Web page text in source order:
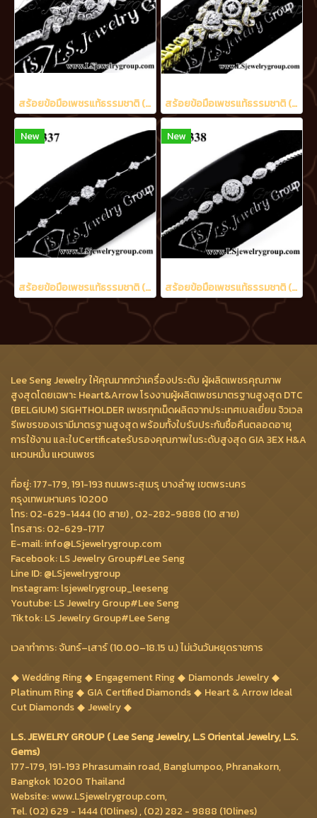
สร้อยข้อมือเพชรแท้ธรรมชาติ (Natural Diamonds) 2.05 Ct. สร้อยข้อมือเพชรแท้ธรรมชาติ (Natural Diamonds) 3.20 Ct.
New
สร้อยข้อมือเพชรแท้ธรรมชาติ (Natural Diamonds) 1.15 Ct.
New
สร้อยข้อมือเพชรแท้ธรรมชาติ (Natural Diamonds) 1.60 Ct.
Lee Seng Jewelry ให้คุณมากกว่าเครื่องประดับ ผู้ผลิตเพชรคุณภาพ
สูงสุดโดยเฉพาะ Heart&Arrow โรงงานผู้ผลิตเพชรมาตรฐานสูงสุด DTC
(BELGIUM) SIGHTHOLDER เพชรทุกเม็ดผลิตจากประเทศเบลเยี่ยม จิวเวล
รีเพชรของเรามีมาตรฐานสูงสุด พร้อมทั้งใบรับประกันซื้อคืนตลอดอายุ
การใช้งาน และใบCertificateรับรองคุณภาพในระดับสูงสุด GIA 3EX H&A
แหวนหมั้น แหวนเพชร
ที่อยู่: 177-179, 191-193 ถนนพระสุเมรุ บางลำพู เขตพระนคร
กรุงเทพมหานคร 10200
โทร: 02-629-1444 (10 สาย) , 02-282-9888 (10 สาย)
โทรสาร: 02-629-1717
E-mail: info@LSjewelrygroup.com
Facebook: LS Jewelry Group#Lee Seng
Line ID: @LSjewelrygroup
Instagram: lsjewelrygroup_leeseng
Youtube: LS Jewelry Group#Lee Seng
Tiktok: LS Jewelry Group#Lee Seng
เวลาทำการ: จันทร์–เสาร์ (10.00–18.15 น.) ไม่เว้นวันหยุดราชการ
Wedding Ring
Engagement Ring
Diamonds Jewelry
Platinum Ring
GIA Certified Diamonds
Heart & Arrow Ideal
Cut Diamonds
Jewelry
L.S. JEWELRY GROUP ( Lee Seng Jewelry, L.S Oriental Jewelry, L.S.
Gems)
177-179, 191-193 Phrasumain road, Banglumpoo, Phranakorn,
Bangkok 10200 Thailand
Website: www.LSjewelrygroup.com,
Tel. (02) 629 - 1444 (10lines) , (02) 282 - 9888 (10lines)